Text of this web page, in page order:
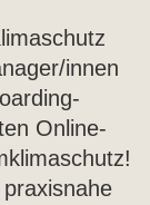
innen
Online-